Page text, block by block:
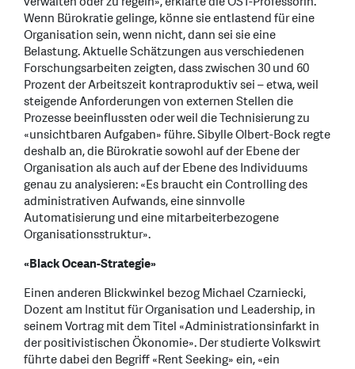
Wenn Bürokratie gelinge, könne sie entlastend für eine
Organisation sein, wenn nicht, dann sei sie eine
Belastung. Aktuelle Schätzungen aus verschiedenen
Forschungsarbeiten zeigten, dass zwischen 30 und 60
Prozent der Arbeitszeit kontraproduktiv sei – etwa, weil
steigende Anforderungen von externen Stellen die
Prozesse beeinflussten oder weil die Technisierung zu
«unsichtbaren Aufgaben» führe. Sibylle Olbert-Bock regte
deshalb an, die Bürokratie sowohl auf der Ebene der
Organisation als auch auf der Ebene des Individuums
genau zu analysieren: «Es braucht ein Controlling des
administrativen Aufwands, eine sinnvolle
Automatisierung und eine mitarbeiterbezogene
Organisationsstruktur».
«Black Ocean-Strategie»
Einen anderen Blickwinkel bezog Michael Czarniecki,
Dozent am Institut für Organisation und Leadership, in
seinem Vortrag mit dem Titel «Administrationsinfarkt in
der positivistischen Ökonomie». Der studierte Volkswirt
führte dabei den Begriff «Rent Seeking» ein, «ein